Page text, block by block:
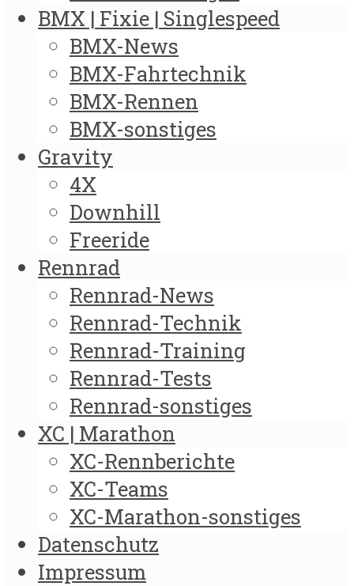
BMX | Fixie | Singlespeed
BMX-News
BMX-Fahrtechnik
BMX-Rennen
BMX-sonstiges
Gravity
4X
Downhill
Freeride
Rennrad
Rennrad-News
Rennrad-Technik
Rennrad-Training
Rennrad-Tests
Rennrad-sonstiges
XC | Marathon
XC-Rennberichte
XC-Teams
XC-Marathon-sonstiges
Datenschutz
Impressum